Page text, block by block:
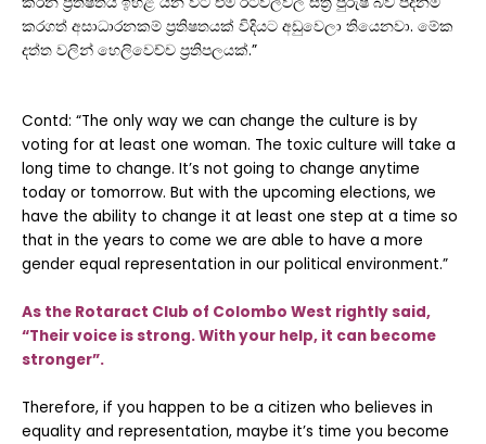
කරගත් අසාධාරනකම් ප්‍රතිෂතයක් විදියට අඩුවෙලා තියෙනවා. මේක
දත්ත වලින් හෙලිවෙච්ච ප්‍රතිපලයක්.”
Contd: “The only way we can change the culture is by
voting for at least one woman. The toxic culture will take a
long time to change. It’s not going to change anytime
today or tomorrow. But with the upcoming elections, we
have the ability to change it at least one step at a time so
that in the years to come we are able to have a more
gender equal representation in our political environment.”
As the Rotaract Club of Colombo West rightly said,
“Their voice is strong. With your help, it can become
stronger”.
Therefore, if you happen to be a citizen who believes in
equality and representation, maybe it’s time you become